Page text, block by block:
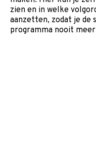
zien en in welke
aanzetten, zodat je
programma nooit